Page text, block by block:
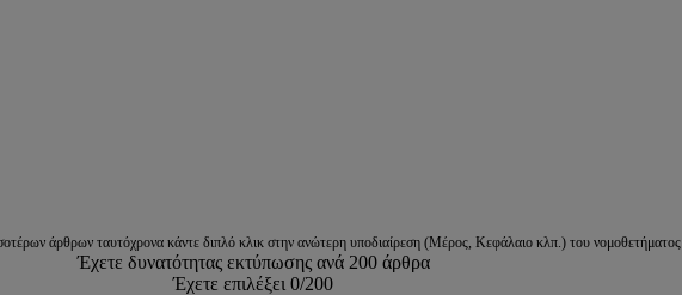
άρθρων ταυτόχρονα κάντε διπλό κλικ στην ανώτερη υποδιαίρεση (Μέρος, Κεφάλαιο κλπ.) του νομοθετήματος
Έχετε δυνατότητας εκτύπωσης ανά 200 άρθρα
Έχετε επιλέξει 0/200